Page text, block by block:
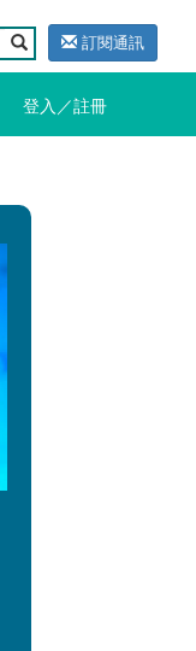
訂閱通訊
登入／註冊